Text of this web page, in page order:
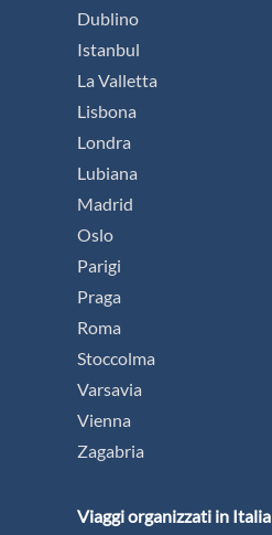
Dublino
Istanbul
La Valletta
Lisbona
Londra
Lubiana
Madrid
Oslo
Parigi
Praga
Roma
Stoccolma
Varsavia
Vienna
Zagabria
Viaggi organizzati in Italia